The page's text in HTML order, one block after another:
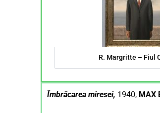
R. Margritte – Fiul
Îmbrăcarea miresei, 1940, MAX